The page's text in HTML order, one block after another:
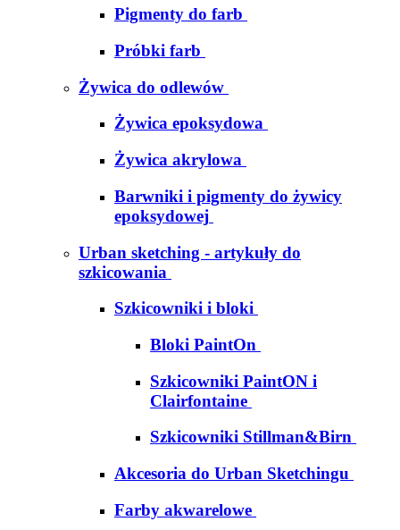
Pigmenty do farb
Próbki farb
Żywica do odlewów
Żywica epoksydowa
Żywica akrylowa
Barwniki i pigmenty do żywicy
epoksydowej
Urban sketching - artykuły do
szkicowania
Szkicowniki i bloki
Bloki PaintOn
Szkicowniki PaintON i
Clairfontaine
Szkicowniki Stillman&Birn
Akcesoria do Urban Sketchingu
Farby akwarelowe